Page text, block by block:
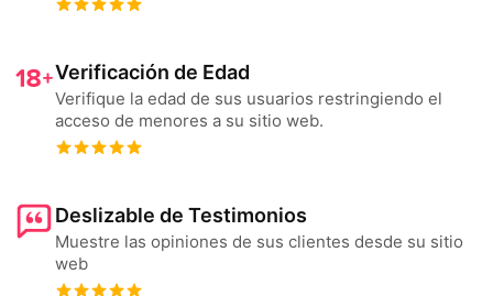
Verificación de Edad
Verifique la edad de sus usuarios restringiendo el
acceso de menores a su sitio web.
Deslizable de Testimonios
Muestre las opiniones de sus clientes desde su sitio
web